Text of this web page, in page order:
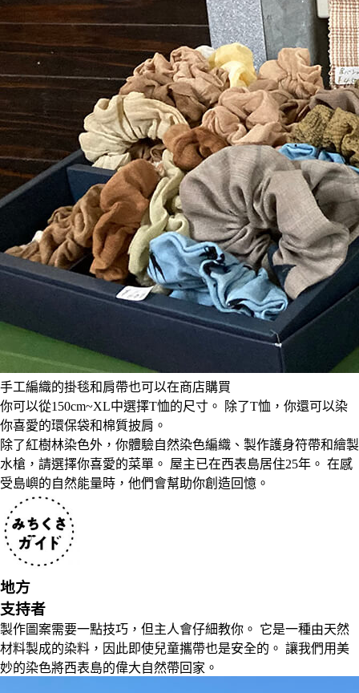
手工編織的掛毯和肩帶也可以在商店購買
你可以從150cm~XL中選擇T恤的尺寸。 除了T恤，你還可以染
你喜愛的環保袋和棉質披肩。
除了紅樹林染色外，你體驗自然染色編織、製作護身符帶和繪製
水槍，請選擇你喜愛的菜單。 屋主已在西表島居住25年。 在感
受島嶼的自然能量時，他們會幫助你創造回憶。
地方
支持者
製作圖案需要一點技巧，但主人會仔細教你。 它是一種由天然
材料製成的染料，因此即使兒童攜帶也是安全的。 讓我們用美
妙的染色將西表島的偉大自然帶回家。